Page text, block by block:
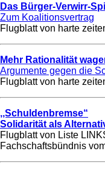
Das Bürger-Verwirr-
Zum Koalitionsvertrag
Flugblatt von harte
Mehr Rationalität
Argumente gegen die
Flugblatt von harte
,,Schuldenbremse“
Solidarität als
Flugblatt von Liste
Fachschaftsbündnis